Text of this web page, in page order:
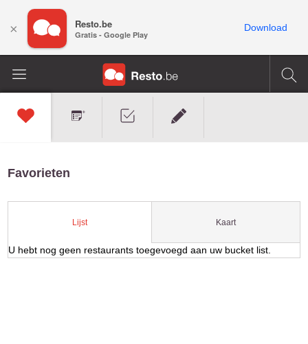
Favorieten
Lijst Kaart
U hebt nog geen restaurants toegevoegd aan uw bucket list.
× Resto.be
Gratis - Google Play
Download